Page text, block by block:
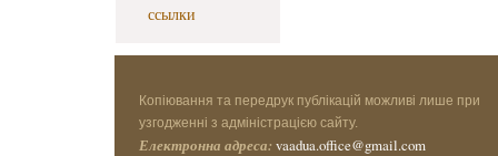
ссылки
Копіювання та передрук публікацій можливі лише при
узгодженні з адміністрацією сайту.
Електронна адреса: vaadua.office@gmail.com